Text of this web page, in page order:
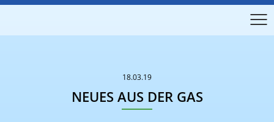
18.03.19
NEUES AUS DER GAS